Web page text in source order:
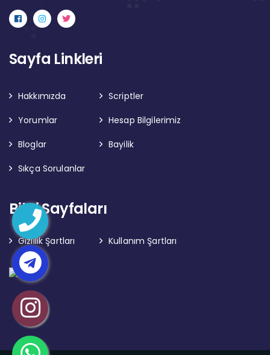
Sayfa Linkleri
Hakkımızda
Scriptler
Yorumlar
Hesap Bilgilerimiz
Bloglar
Bayilik
Sıkça Sorulanlar
Bilgi Sayfaları
Gizlilik Şartları Kullanım Şartları